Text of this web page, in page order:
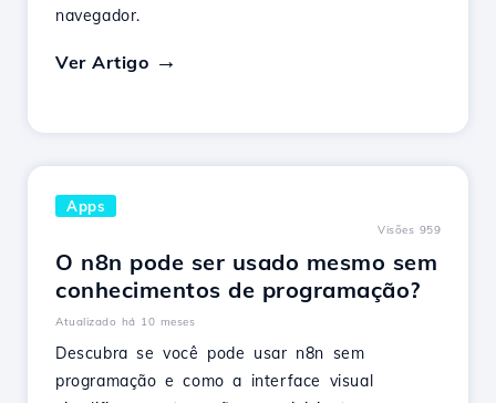
navegador.
Ver Artigo
Apps
Visões 959
O n8n pode ser usado mesmo sem
conhecimentos de programação?
Atualizado há 10 meses
Descubra se você pode usar n8n sem
programação e como a interface visual